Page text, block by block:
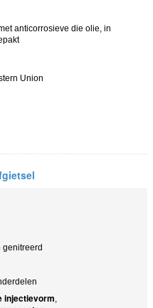
anticorrosieve die olie, in
Union
genitreerd
injectievorm,